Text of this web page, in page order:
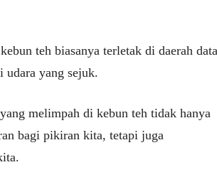
teh biasanya terletak di daerah
yang sejuk.
melimpah di kebun teh tidak hanya
bagi pikiran kita, tetapi juga